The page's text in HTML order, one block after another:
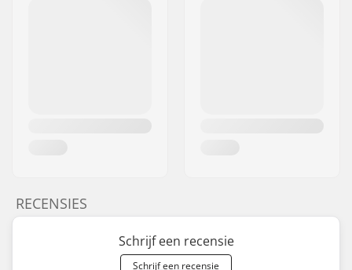
RECENSIES
Schrijf een recensie
Schrijf een recensie